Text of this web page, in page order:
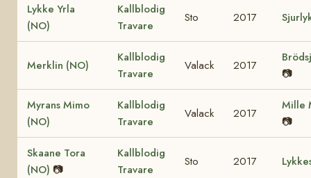
Lykke Yrla
(NO)
Kallblodig
Travare
Sto 2017
Merklin (NO)
Kallblodig
Travare
Valack 2017
📷
Myrans Mimo
(NO)
Kallblodig
Travare
Valack 2017
Mille
📷
Skaane Tora
(NO) 📷
Kallblodig
Travare
Sto 2017